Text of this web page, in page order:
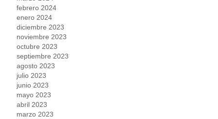
febrero 2024
enero 2024
diciembre 2023
noviembre 2023
octubre 2023
septiembre 2023
agosto 2023
julio 2023
junio 2023
mayo 2023
abril 2023
marzo 2023